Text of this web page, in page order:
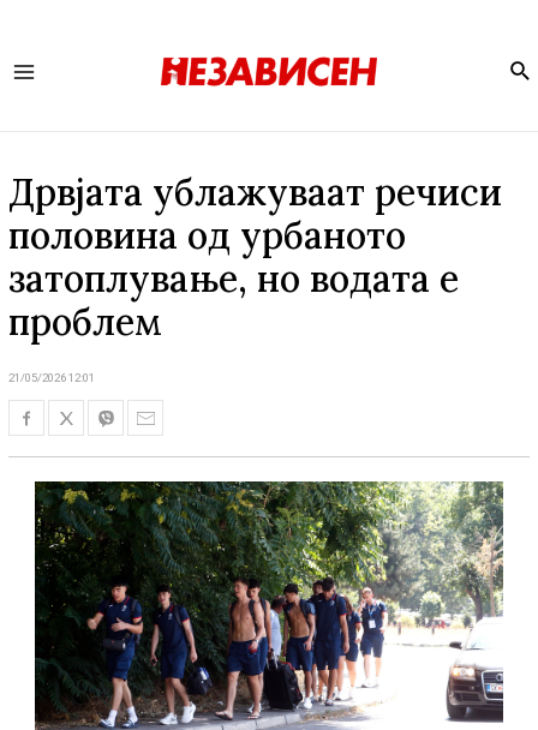
Дрвјата ублажуваат речиси
половина од урбаното
затоплување, но водата е
проблем
21/05/2026 12:01